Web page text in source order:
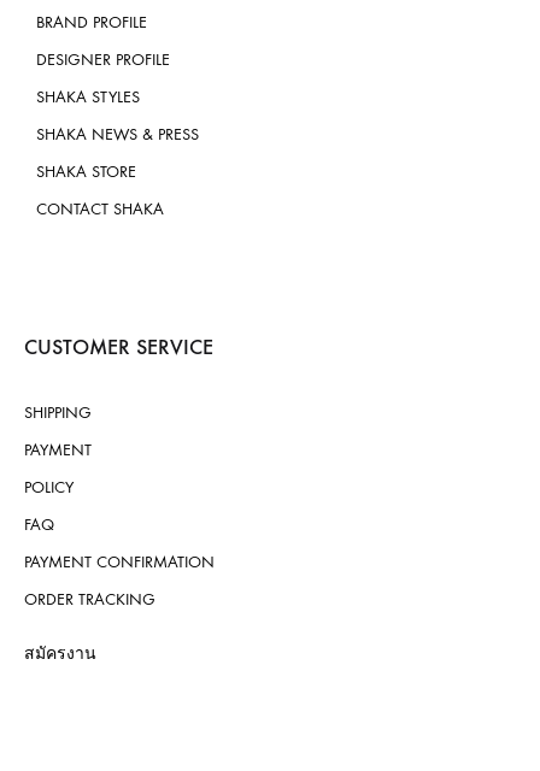
BRAND PROFILE
DESIGNER PROFILE
SHAKA STYLES
SHAKA NEWS & PRESS
SHAKA STORE
CONTACT SHAKA
CUSTOMER SERVICE
SHIPPING
PAYMENT
POLICY
FAQ
PAYMENT CONFIRMATION
ORDER TRACKING
สมัครงาน